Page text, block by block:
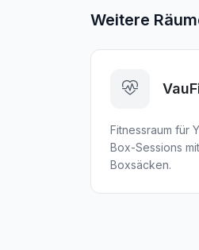
Weitere
Fitnessraum für
Box-Sessions
Boxsäcken.